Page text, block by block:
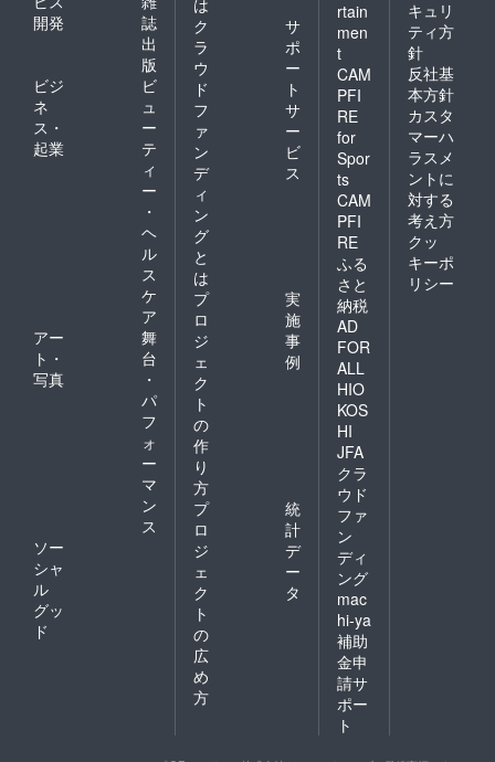
開発
誌
出
版
ビジ
ネ
ス・
起業
ビ
ュ
ー
テ
ィ
ー
・
ヘ
ル
ス
ケ
ア
アー
ト・
写真
舞
台
・
パ
フ
ォ
ー
マ
ン
ス
ソー
シャ
ル
グッ
ド
は
ク
ラ
ウ
ド
フ
ァ
ン
デ
ィ
ン
グ
と
は
サ
ポ
ー
ト
サ
ー
ビ
ス
プ
ロ
ジ
ェ
ク
ト
の
作
り
方
実
施
事
例
プ
ロ
ジ
ェ
ク
ト
の
広
め
方
統
計
デ
ー
タ
rtain
men
t
CAM
PFI
RE
for
Spor
ts
CAM
PFI
RE
ふる
さと
納税
AD
FOR
ALL
HIO
KOS
HI
JFA
クラ
ウド
ファ
ン
ディ
ング
mac
hi-ya
補助
金申
請サ
ポー
ト
キュリ
ティ方
針
反社基
本方針
カスタ
マーハ
ラスメ
ントに
対する
考え方
クッ
キーポ
リシー